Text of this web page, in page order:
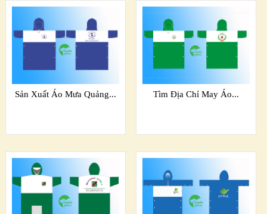
Sản Xuất Áo Mưa Quảng... Tìm Địa Chỉ May Áo...